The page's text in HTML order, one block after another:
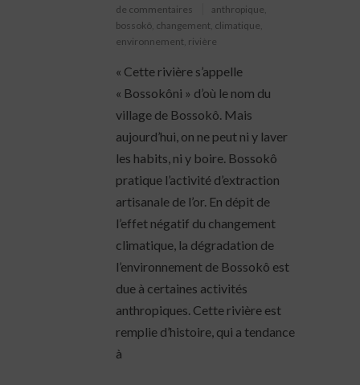
de commentaires
anthropique
bossokô changement climatique
environnement rivière
« Cette rivière s’appelle
« Bossokôni » d’où le nom du
village de Bossokô. Mais
aujourd’hui, on ne peut ni y laver
les habits, ni y boire. Bossokô
pratique l’activité d’extraction
artisanale de l’or. En dépit de
l’effet négatif du changement
climatique, la dégradation de
l’environnement de Bossokô est
due à certaines activités
anthropiques. Cette rivière est
remplie d’histoire, qui a tendance
à